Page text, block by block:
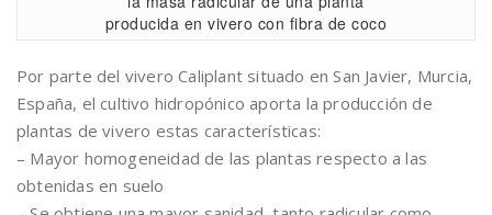
producida en vivero con fibra de coco
Por parte del vivero Caliplant situado en San Javier, Murcia,
España, el cultivo hidropónico aporta la producción de
plantas de vivero estas características:
– Mayor homogeneidad de las plantas respecto a las
obtenidas en suelo